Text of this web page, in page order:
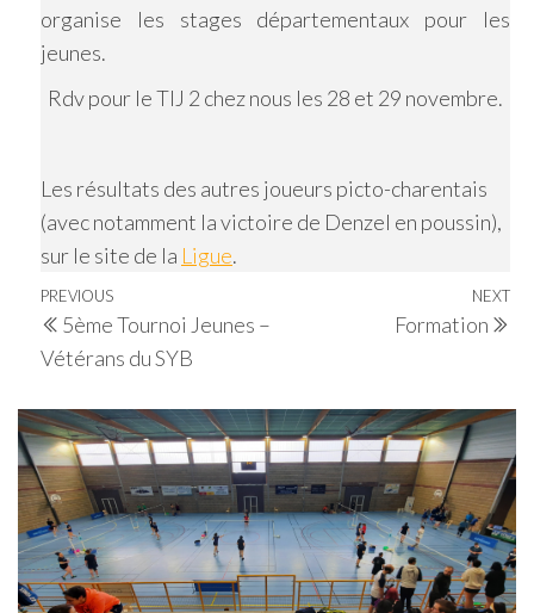
organise les stages départementaux pour les
jeunes.
Rdv pour le TIJ 2 chez nous les 28 et 29 novembre.
Les résultats des autres joueurs picto-charentais
(avec notamment la victoire de Denzel en poussin),
sur le site de la Ligue.
Navigation
de
l’article
Previous
Post
PREVIOUS
5ème Tournoi Jeunes –
Vétérans du SYB
NEXT
Formation